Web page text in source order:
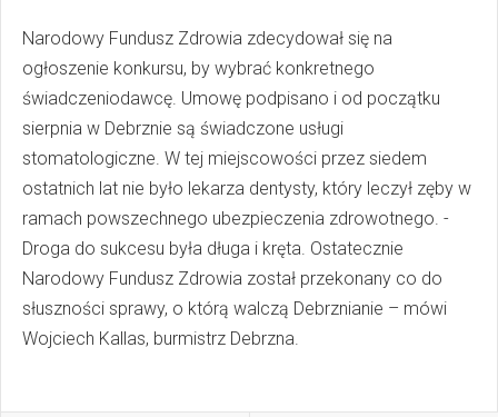
Narodowy Fundusz Zdrowia zdecydował się na
ogłoszenie konkursu, by wybrać konkretnego
świadczeniodawcę. Umowę podpisano i od początku
sierpnia w Debrznie są świadczone usługi
stomatologiczne. W tej miejscowości przez siedem
ostatnich lat nie było lekarza dentysty, który leczył zęby w
ramach powszechnego ubezpieczenia zdrowotnego. -
Droga do sukcesu była długa i kręta. Ostatecznie
Narodowy Fundusz Zdrowia został przekonany co do
słuszności sprawy, o którą walczą Debrznianie – mówi
Wojciech Kallas, burmistrz Debrzna.